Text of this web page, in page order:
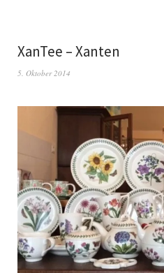
XanTee – Xanten
5. Oktober 2014